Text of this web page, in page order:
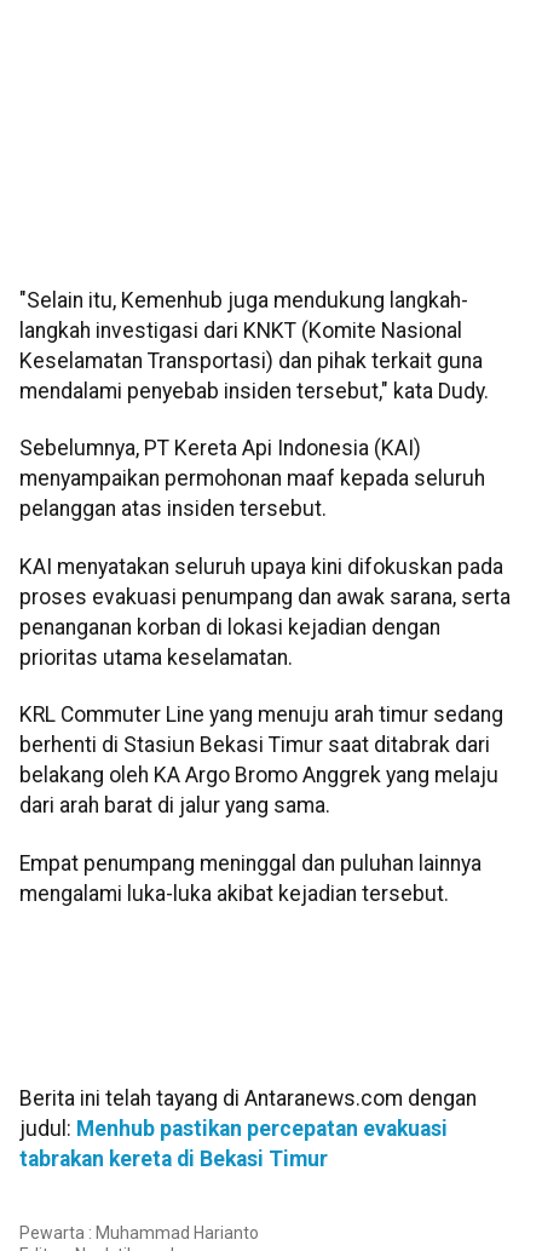
"Selain itu, Kemenhub juga mendukung langkah-
langkah investigasi dari KNKT (Komite Nasional
Keselamatan Transportasi) dan pihak terkait guna
mendalami penyebab insiden tersebut," kata Dudy.
Sebelumnya, PT Kereta Api Indonesia (KAI)
menyampaikan permohonan maaf kepada seluruh
pelanggan atas insiden tersebut.
KAI menyatakan seluruh upaya kini difokuskan pada
proses evakuasi penumpang dan awak sarana, serta
penanganan korban di lokasi kejadian dengan
prioritas utama keselamatan.
KRL Commuter Line yang menuju arah timur sedang
berhenti di Stasiun Bekasi Timur saat ditabrak dari
belakang oleh KA Argo Bromo Anggrek yang melaju
dari arah barat di jalur yang sama.
Empat penumpang meninggal dan puluhan lainnya
mengalami luka-luka akibat kejadian tersebut.
Berita ini telah tayang di Antaranews.com dengan
judul: Menhub pastikan percepatan evakuasi
tabrakan kereta di Bekasi Timur
Pewarta : Muhammad Harianto